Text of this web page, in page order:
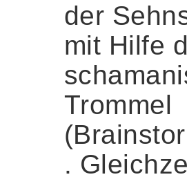
der
mit Hilfe
Trommel
.